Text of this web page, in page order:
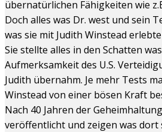
übernatürlichen Fähigkeiten wie
Doch alles was Dr. west und sein
was sie mit Judith Winstead
Sie stellte alles in den Schatten
Aufmerksamkeit des U.S.
Judith übernahm. Je mehr Tests
Winstead von einer bösen Kraft
Nach 40 Jahren der
veröffentlicht und zeigen was dort